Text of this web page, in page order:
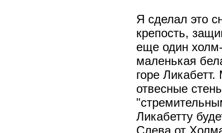
Я сделал это
крепость,
еще один
маленькая
горе
отвесные
Ликабетту
Слева от